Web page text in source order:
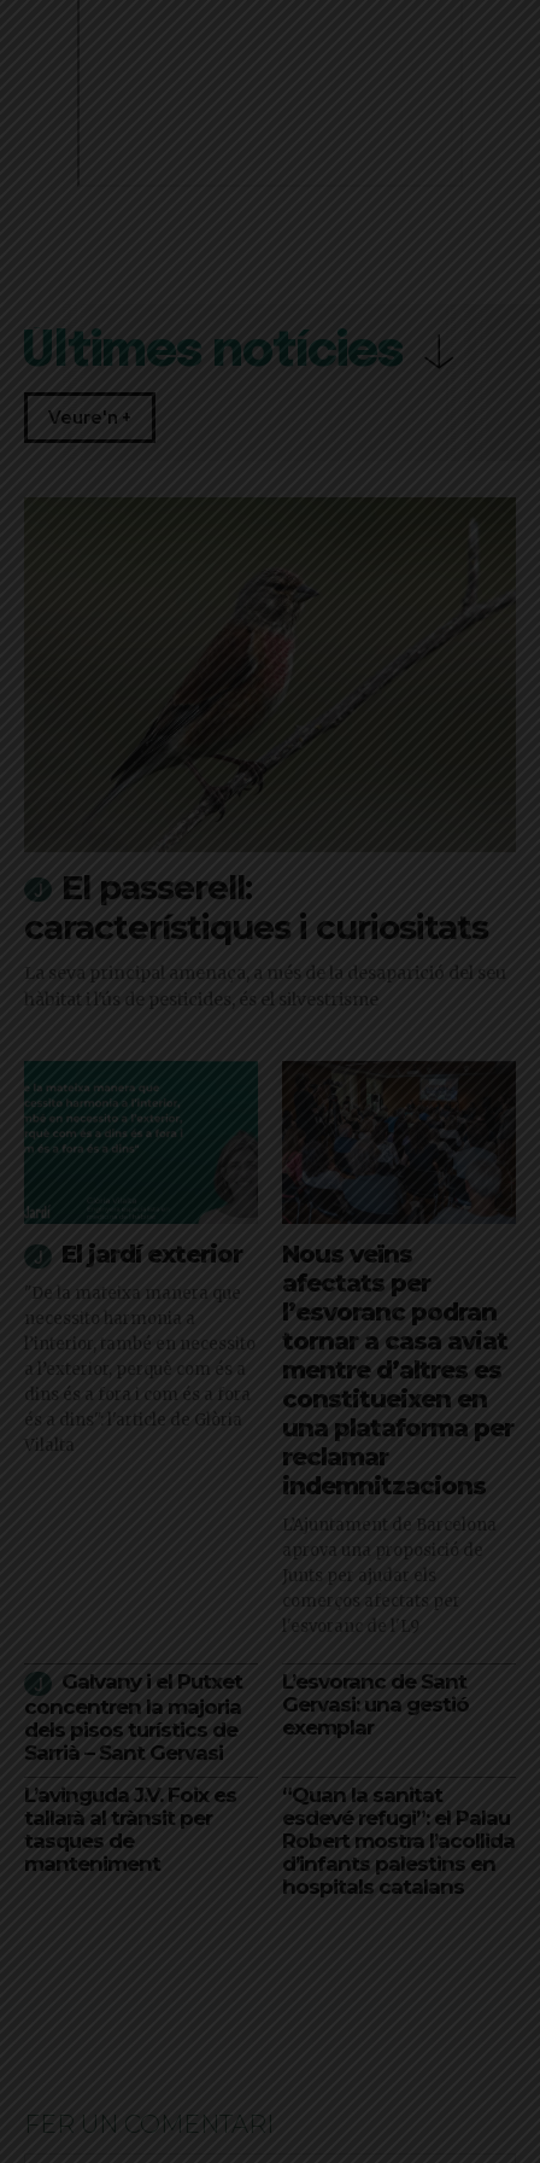
Últimes notícies
Veure'n +
El passerell:
característiques i curiositats
La seva principal amenaça, a més de la desaparició del seu
hàbitat i l'ús de pesticides, és el silvestrisme
El jardí exterior
"De la mateixa manera que
necessito harmonia a
l’interior, també en necessito
a l’exterior, perquè com és a
dins és a fora i com és a fora
és a dins": l'article de Glòria
Vilalta
Nous veïns
afectats per
l’esvoranc podran
tornar a casa aviat
mentre d’altres es
constitueixen en
una plataforma per
reclamar
indemnitzacions
L’Ajuntament de Barcelona
aprova una proposició de
Junts per ajudar els
comerços afectats per
l'esvoranc de l'L9
Galvany i el Putxet
concentren la majoria
dels pisos turístics de
Sarrià – Sant Gervasi
L’esvoranc de Sant
Gervasi: una gestió
exemplar
L’avinguda J.V. Foix es
tallarà al trànsit per
tasques de
manteniment
“Quan la sanitat
esdevé refugi”: el Palau
Robert mostra l’acollida
d’infants palestins en
hospitals catalans
FER UN COMENTARI